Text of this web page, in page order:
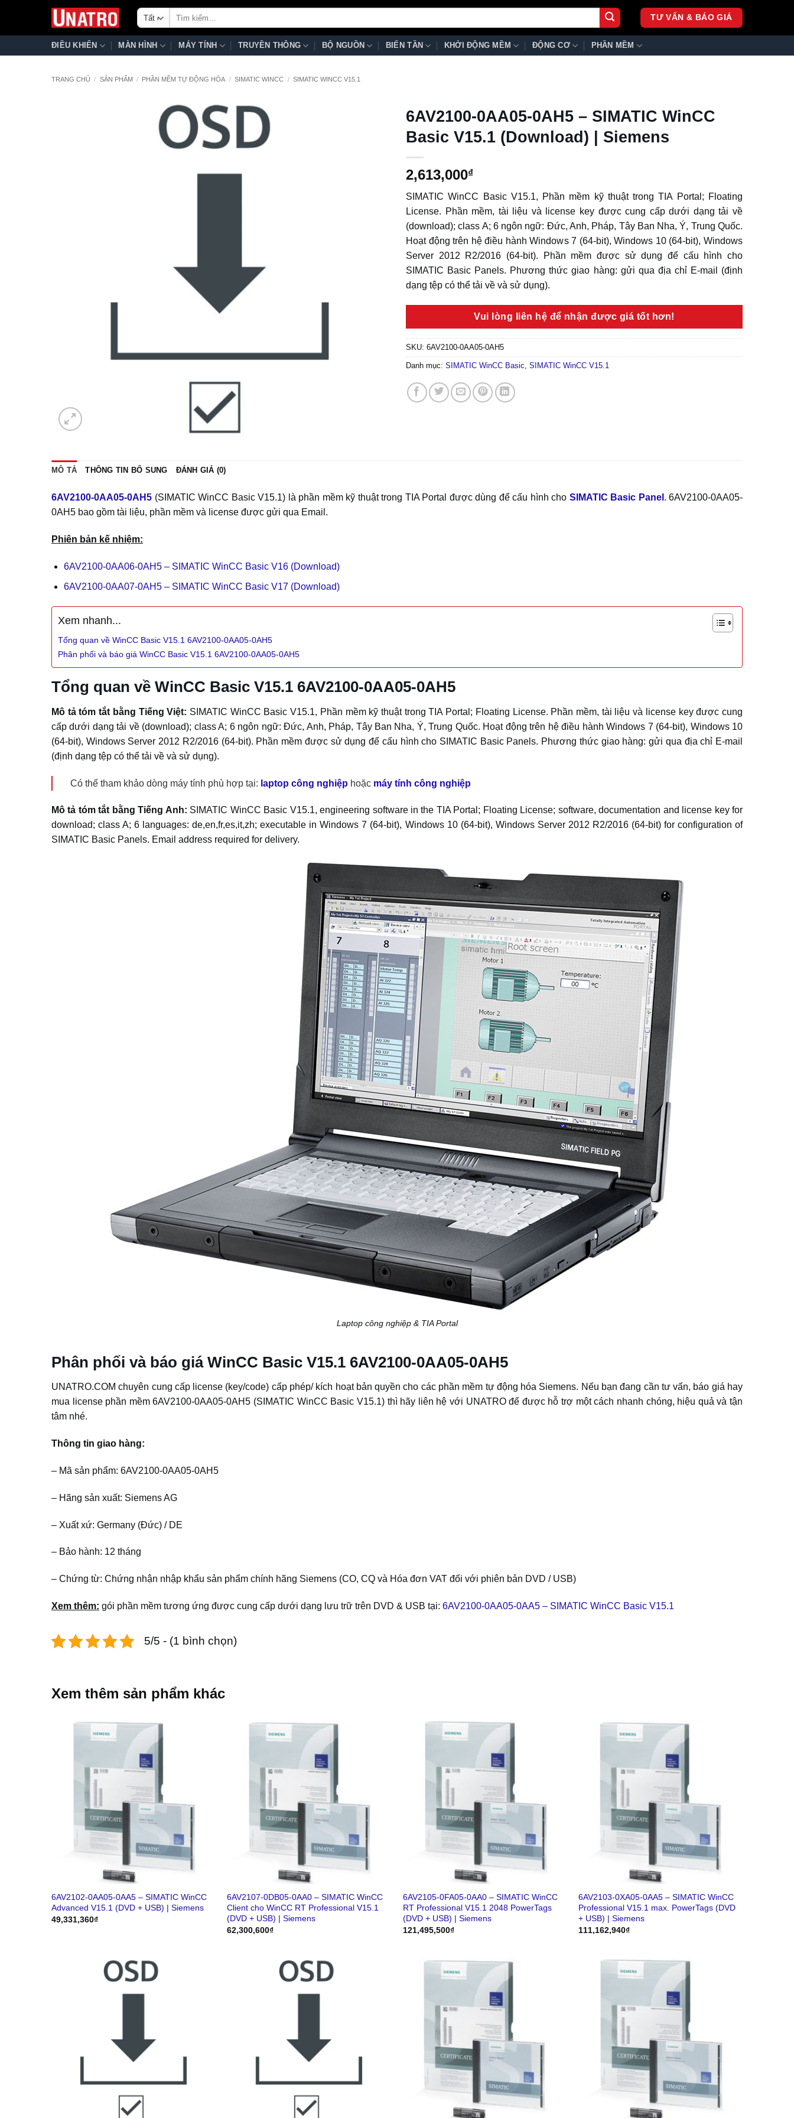
nội
TƯ VẤN & BÁO GIÁ
ĐIỀU KHIỂN MÀN HÌNH MÁY TÍNH TRUYỀN THÔNG BỘ NGUỒN BIẾN TẦN KHỞI ĐỘNG MỀM ĐỘNG CƠ PHẦN MỀM
TRANG CHỦ / SẢN PHẨM / PHẦN MỀM TỰ ĐỘNG HÓA / SIMATIC WINCC / SIMATIC WINCC V15.1
6AV2100-0AA05-0AH5 – SIMATIC WinCC
Basic V15.1 (Download) | Siemens
2,613,000₫
SIMATIC WinCC Basic V15.1, Phần mềm kỹ thuật trong TIA Portal; Floating
License. Phần mềm, tài liệu và license key được cung cấp dưới dạng tải về
(download); class A; 6 ngôn ngữ: Đức, Anh, Pháp, Tây Ban Nha, Ý, Trung Quốc.
Hoạt động trên hệ điều hành Windows 7 (64-bit), Windows 10 (64-bit), Windows
Server 2012 R2/2016 (64-bit). Phần mềm được sử dụng để cấu hình cho
SIMATIC Basic Panels. Phương thức giao hàng: gửi qua địa chỉ E-mail (định
dạng tệp có thể tải về và sử dụng).
Vui lòng liên hệ để nhận được giá tốt hơn!
SKU: 6AV2100-0AA05-0AH5
Danh mục: SIMATIC WinCC Basic SIMATIC WinCC V15.1
MÔ TẢ THÔNG TIN BỔ SUNG ĐÁNH GIÁ (0)
6AV2100-0AA05-0AH5 (SIMATIC WinCC Basic V15.1) là phần mềm kỹ thuật trong TIA Portal được dùng để cấu hình cho SIMATIC Basic Panel . 6AV2100-0AA05-
0AH5 bao gồm tài liệu, phần mềm và license được gửi qua Email.
Phiên bản kế nhiệm:
6AV2100-0AA06-0AH5 – SIMATIC WinCC Basic V16 (Download)
6AV2100-0AA07-0AH5 – SIMATIC WinCC Basic V17 (Download)
Xem nhanh...
Tổng quan về WinCC Basic V15.1 6AV2100-0AA05-0AH5
Phân phối và báo giá WinCC Basic V15.1 6AV2100-0AA05-0AH5
Tổng quan về WinCC Basic V15.1 6AV2100-0AA05-0AH5
Mô tả tóm tắt bằng Tiếng Việt: SIMATIC WinCC Basic V15.1, Phần mềm kỹ thuật trong TIA Portal; Floating License. Phần mềm, tài liệu và license key được cung
cấp dưới dạng tải về (download); class A; 6 ngôn ngữ: Đức, Anh, Pháp, Tây Ban Nha, Ý, Trung Quốc. Hoạt động trên hệ điều hành Windows 7 (64-bit), Windows 10
(64-bit), Windows Server 2012 R2/2016 (64-bit). Phần mềm được sử dụng để cấu hình cho SIMATIC Basic Panels. Phương thức giao hàng: gửi qua địa chỉ E-mail
(định dạng tệp có thể tải về và sử dụng).
Có thể tham khảo dòng máy tính phù hợp tại: laptop công nghiệp hoặc máy tính công nghiệp
Mô tả tóm tắt bằng Tiếng Anh: SIMATIC WinCC Basic V15.1, engineering software in the TIA Portal; Floating License; software, documentation and license key for
download; class A; 6 languages: de,en,fr,es,it,zh; executable in Windows 7 (64-bit), Windows 10 (64-bit), Windows Server 2012 R2/2016 (64-bit) for configuration of
SIMATIC Basic Panels. Email address required for delivery.
Laptop công nghiệp & TIA Portal
Phân phối và báo giá WinCC Basic V15.1 6AV2100-0AA05-0AH5
UNATRO.COM chuyên cung cấp license (key/code) cấp phép/ kích hoạt bản quyền cho các phần mềm tự động hóa Siemens. Nếu bạn đang cần tư vấn, báo giá hay
mua license phần mềm 6AV2100-0AA05-0AH5 (SIMATIC WinCC Basic V15.1) thì hãy liên hệ với UNATRO để được hỗ trợ một cách nhanh chóng, hiệu quả và tận
tâm nhé.
Thông tin giao hàng:
– Mã sản phẩm: 6AV2100-0AA05-0AH5
– Hãng sản xuất: Siemens AG
– Xuất xứ: Germany (Đức) / DE
– Bảo hành: 12 tháng
– Chứng từ: Chứng nhận nhập khẩu sản phẩm chính hãng Siemens (CO, CQ và Hóa đơn VAT đối với phiên bản DVD / USB)
Xem thêm: gói phần mềm tương ứng được cung cấp dưới dạng lưu trữ trên DVD & USB tại: 6AV2100-0AA05-0AA5 – SIMATIC WinCC Basic V15.1
5/5 - (1 bình chọn)
Xem thêm sản phẩm khác
6AV2102-0AA05-0AA5 – SIMATIC WinCC
Advanced V15.1 (DVD + USB) | Siemens
49,331,360₫
6AV2107-0DB05-0AA0 – SIMATIC WinCC
Client cho WinCC RT Professional V15.1
(DVD + USB) | Siemens
62,300,600₫
6AV2105-0FA05-0AA0 – SIMATIC WinCC
RT Professional V15.1 2048 PowerTags
(DVD + USB) | Siemens
121,495,500₫
6AV2103-0XA05-0AA5 – SIMATIC WinCC
Professional V15.1 max. PowerTags (DVD
+ USB) | Siemens
111,162,940₫